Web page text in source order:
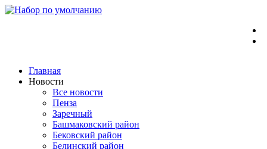
Перейти
Главная
Новости
Все новости
Пенза
Заречный
Башмаковский район
Бековский район
Белинский район